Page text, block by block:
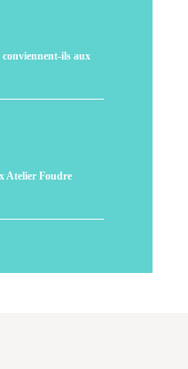
ils aux
Atelier Foudre